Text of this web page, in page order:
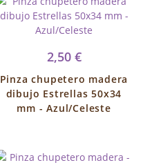
2,50 €
Pinza chupetero madera
dibujo Estrellas 50x34
mm - Azul/Celeste